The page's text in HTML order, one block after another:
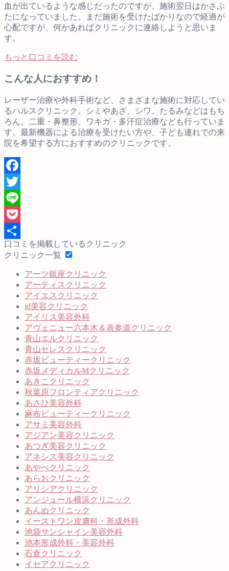
血が出ているような感じだったのですが、施術翌日はかさぶ
たになっていました。まだ施術を受けたばかりなので経過が
心配ですが、何かあればクリニックに連絡しようと思いま
す。
もっと口コミを読む
こんな人におすすめ！
レーザー治療や外科手術など、さまざまな施術に対応してい
るハルスクリニック。シミやあざ、シワ、たるみなどはもち
ろん、二重・鼻整形、ワキガ・多汗症治療なども行っていま
す。最新機器による治療を受けたい方や、子ども連れでの来
院を希望する方におすすめのクリニックです。
共
口コミを掲載しているクリニック
クリニック一覧
アーツ銀座クリニック
アーティスクリニック
アイエスクリニック
id美容クリニック
アイリス美容外科
アヴェニュー六本木＆表参道クリニック
青山エルクリニック
青山セレスクリニック
赤坂ビューティークリニック
赤坂メディカルMクリニック
あきこクリニック
秋葉原フロンティアクリニック
あさひ美容外科
麻布ビューティークリニック
アサミ美容外科
アジアン美容クリニック
あつぎ美容クリニック
アネシス美容クリニック
あやべクリニック
あらおクリニック
アリシアクリニック
アンジュール横浜クリニック
あんぬクリニック
イーストワン皮膚科・形成外科
池袋サンシャイン美容外科
池本形成外科・美容外科
石倉クリニック
イセアクリニック